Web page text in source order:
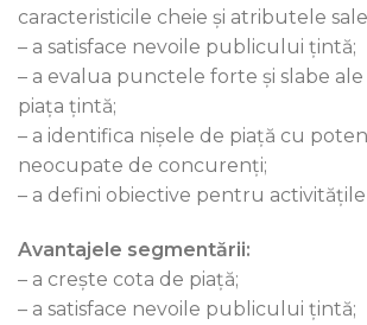
caracteristicile cheie și atributele
– a satisface nevoile publicului țintă;
– a evalua punctele forte și slabe
piața țintă;
– a identifica nișele de piață cu
neocupate de concurenți;
– a defini obiective pentru
Avantajele segmentării:
– a crește cota de piață;
– a satisface nevoile publicului țintă;